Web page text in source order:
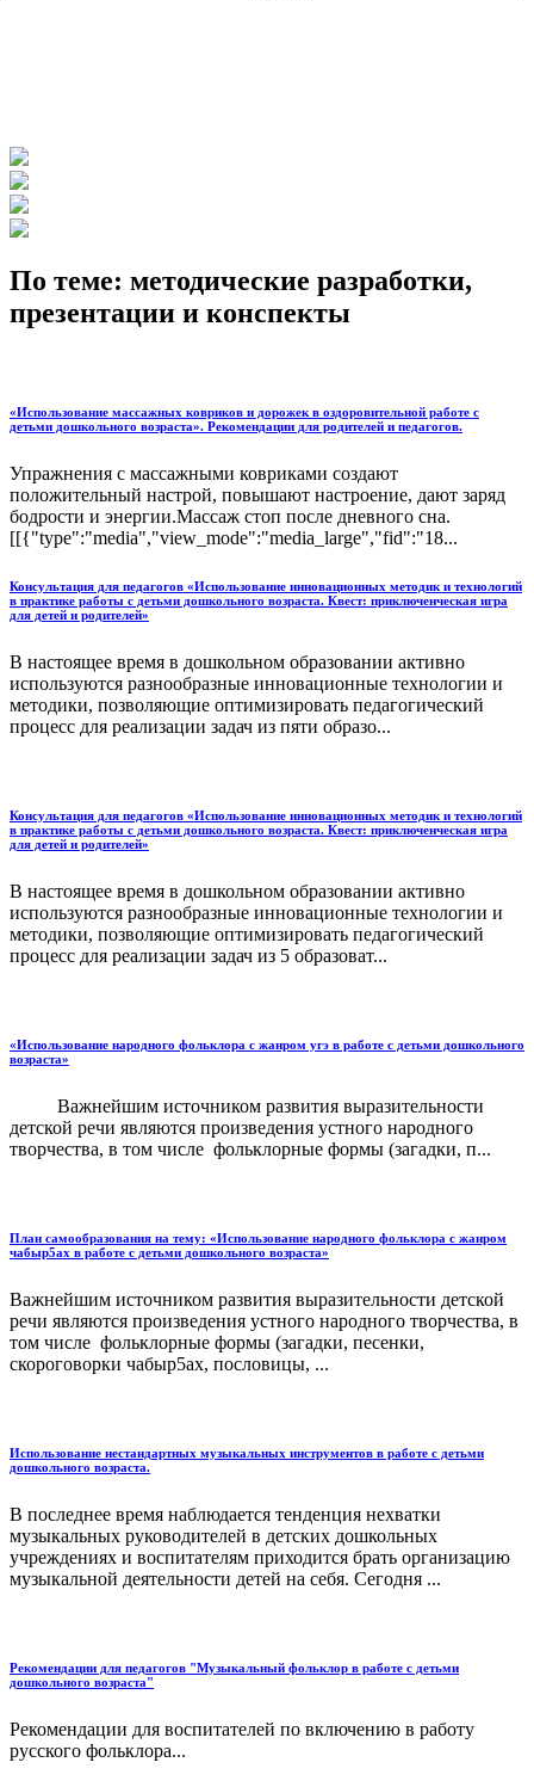
По теме: методические разработки,
презентации и конспекты
«Использование массажных ковриков и дорожек в оздоровительной работе с
детьми дошкольного возраста». Рекомендации для родителей и педагогов.
Упражнения с массажными ковриками создают
положительный настрой, повышают настроение, дают заряд
бодрости и энергии.Массаж стоп после дневного сна.
[[{"type":"media","view_mode":"media_large","fid":"18...
Консультация для педагогов «Использование инновационных методик и технологий
в практике работы с детьми дошкольного возраста. Квест: приключенческая игра
для детей и родителей»
В настоящее время в дошкольном образовании активно
используются разнообразные инновационные технологии и
методики, позволяющие оптимизировать педагогический
процесс для реализации задач из пяти образо...
Консультация для педагогов «Использование инновационных методик и технологий
в практике работы с детьми дошкольного возраста. Квест: приключенческая игра
для детей и родителей»
В настоящее время в дошкольном образовании активно
используются разнообразные инновационные технологии и
методики, позволяющие оптимизировать педагогический
процесс для реализации задач из 5 образоват...
«Использование народного фольклора с жанром угэ в работе с детьми дошкольного
возраста»
Важнейшим источником развития выразительности
детской речи являются произведения устного народного
творчества, в том числе фольклорные формы (загадки, п...
План самообразования на тему: «Использование народного фольклора с жанром
чабыр5ах в работе с детьми дошкольного возраста»
Важнейшим источником развития выразительности детской
речи являются произведения устного народного творчества, в
том числе фольклорные формы (загадки, песенки,
скороговорки чабыр5ах, пословицы, ...
Использование нестандартных музыкальных инструментов в работе с детьми
дошкольного возраста.
В последнее время наблюдается тенденция нехватки
музыкальных руководителей в детских дошкольных
учреждениях и воспитателям приходится брать организацию
музыкальной деятельности детей на себя. Сегодня ...
Рекомендации для педагогов "Музыкальный фольклор в работе с детьми
дошкольного возраста"
Рекомендации для воспитателей по включению в работу
русского фольклора...